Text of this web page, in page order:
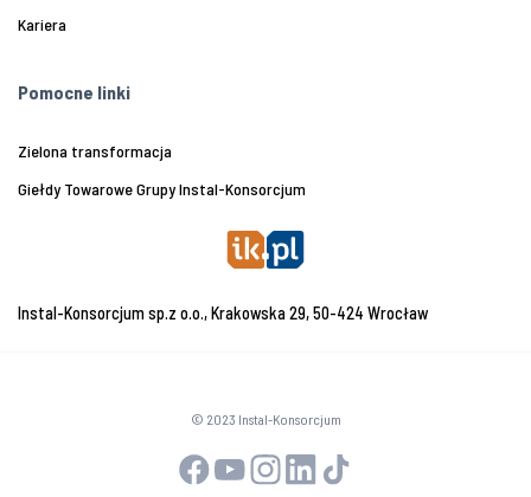
Kariera
Pomocne linki
Zielona transformacja
Giełdy Towarowe Grupy Instal-Konsorcjum
Instal-Konsorcjum sp.z o.o., Krakowska 29, 50-424 Wrocław
© 2023 Instal-Konsorcjum